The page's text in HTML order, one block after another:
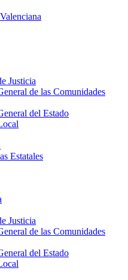
Justicia
de las Comunidades
del Estado
Estatales
Justicia
de las Comunidades
del Estado